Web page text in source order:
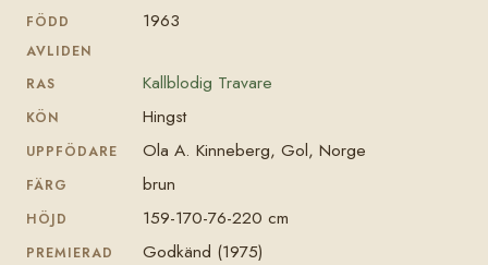
FÖDD 1963
AVLIDEN
RAS
Kallblodig Travare
KÖN Hingst
UPPFÖDARE Ola A. Kinneberg, Gol, Norge
FÄRG brun
HÖJD 159-170-76-220 cm
PREMIERAD Godkänd (1975)